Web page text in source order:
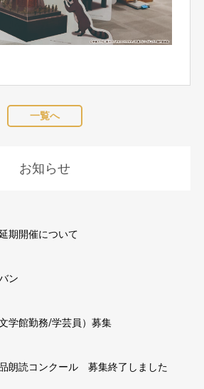
一覧へ
お知らせ
期開催について
ン
学館勤務/学芸員）募集
朗読コンクール 募集終了しました